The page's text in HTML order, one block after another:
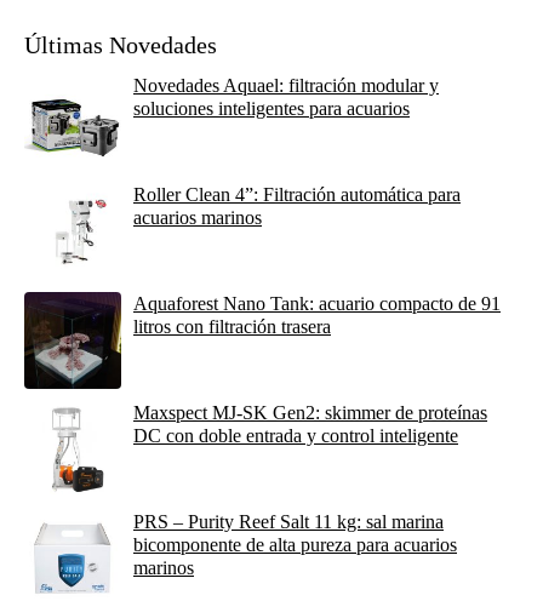
Últimas Novedades
Novedades Aquael: filtración modular y
soluciones inteligentes para acuarios
Roller Clean 4”: Filtración automática para
acuarios marinos
Aquaforest Nano Tank: acuario compacto de 91
litros con filtración trasera
Maxspect MJ-SK Gen2: skimmer de proteínas
DC con doble entrada y control inteligente
PRS – Purity Reef Salt 11 kg: sal marina
bicomponente de alta pureza para acuarios
marinos